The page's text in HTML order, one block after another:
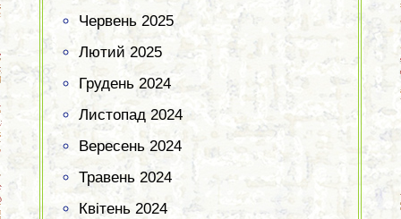
Червень 2025
Лютий 2025
Грудень 2024
Листопад 2024
Вересень 2024
Травень 2024
Квітень 2024